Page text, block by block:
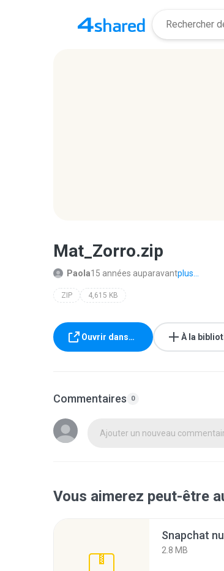
Mat_Zorro.zip
Paola15 années auparavantplus...
ZIP 4,615 KB
Ouvrir dans… À la
Commentaires 0
Ajouter un nouveau
Vous aimerez peut-être
Snapchat
2.8 MB